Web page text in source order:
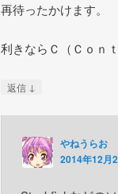
再待ったかけます。
利きならＣ（Ｃｏｎ
返信 ↓
やねうらお
2014年12月